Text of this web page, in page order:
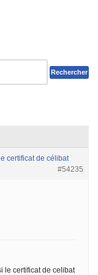
certificat de célibat
#54235
le certificat de celibat